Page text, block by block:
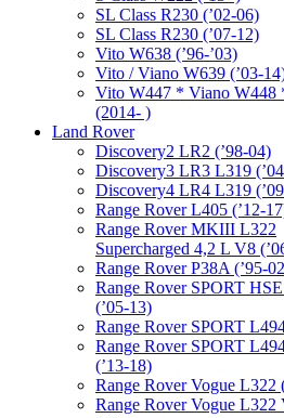
SL Class R230 (’02-06)
SL Class R230 (’07-12)
Vito W638 (’96-’03)
Vito / Viano W639 (’03-
Vito W447 * Viano W448
(2014- )
Land Rover
Discovery2 LR2 (’98-04)
Discovery3 LR3 L319
Discovery4 LR4 L319
Range Rover L405 (’12-
Range Rover MKIII L322
Supercharged 4,2 L V8
Range Rover P38A (’95-
Range Rover SPORT
(’05-13)
Range Rover SPORT
Range Rover SPORT
(’13-18)
Range Rover Vogue L322
Range Rover Vogue L322